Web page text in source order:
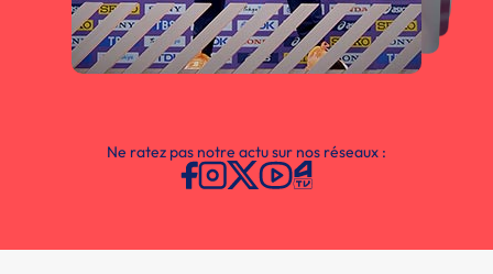
Ne ratez pas notre actu sur nos réseaux :